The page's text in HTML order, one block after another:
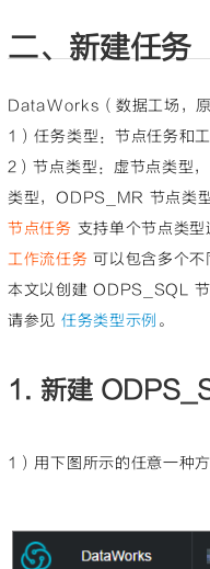
二、新建任务
DataWorks（数据工场，
1）任务类型：节点任务和
2）节点类型：虚节点类型
类型，ODPS_MR 节点类
节点任务 支持单个节点类
工作流任务可以包含多个
本文以创建 ODPS_SQL 节
请参见 任务类型示例 。
1. 新建
1）用下图所示的任意一种